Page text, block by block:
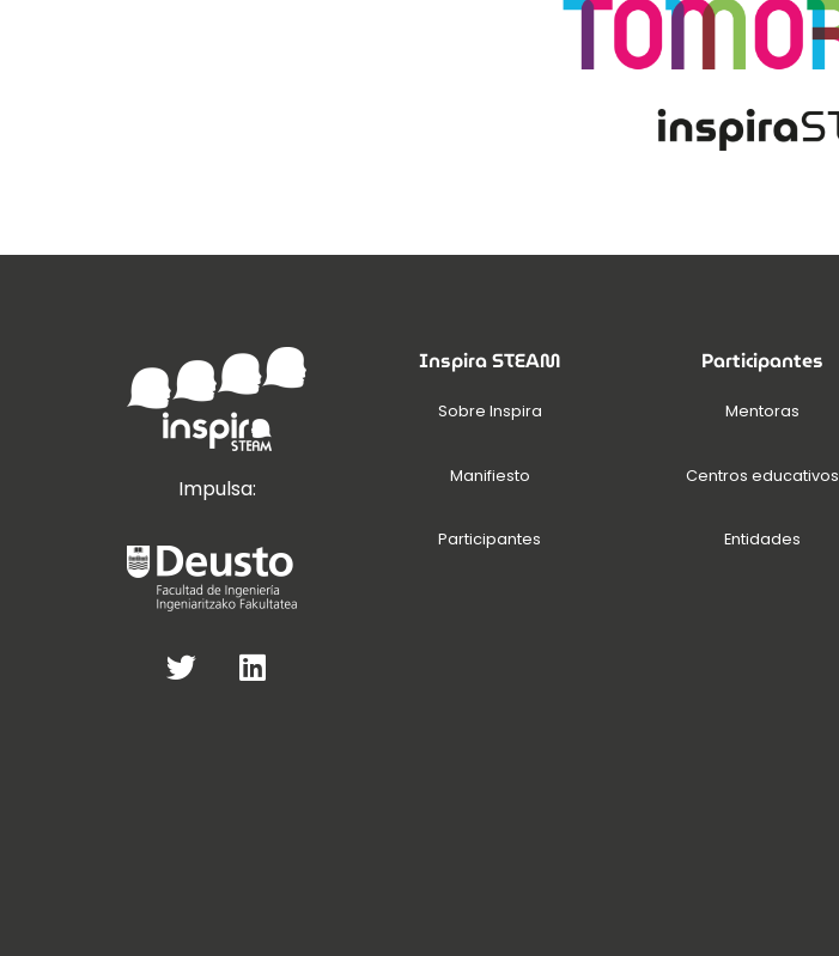
Impulsa:
Inspira STEAM
Sobre Inspira
Manifiesto
Participantes
Participantes
Mentoras
Centros educativos
Entidades